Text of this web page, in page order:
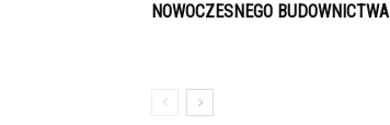
NOWOCZESNEGO BUDOWNICTWA